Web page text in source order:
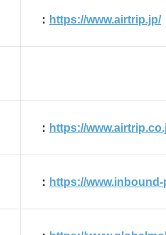
： https://www.airtrip.jp/
： https://
： https://